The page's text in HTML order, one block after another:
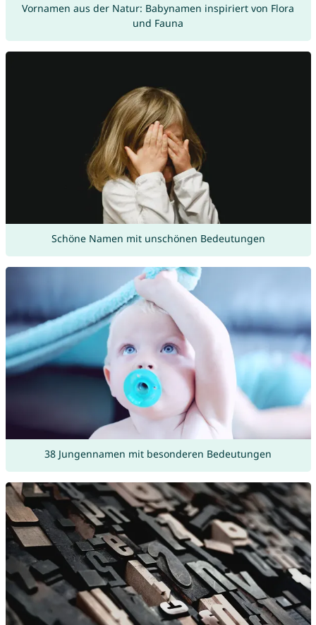
Vornamen aus der Natur: Babynamen inspiriert von Flora
und Fauna
Schöne Namen mit unschönen Bedeutungen
38 Jungennamen mit besonderen Bedeutungen